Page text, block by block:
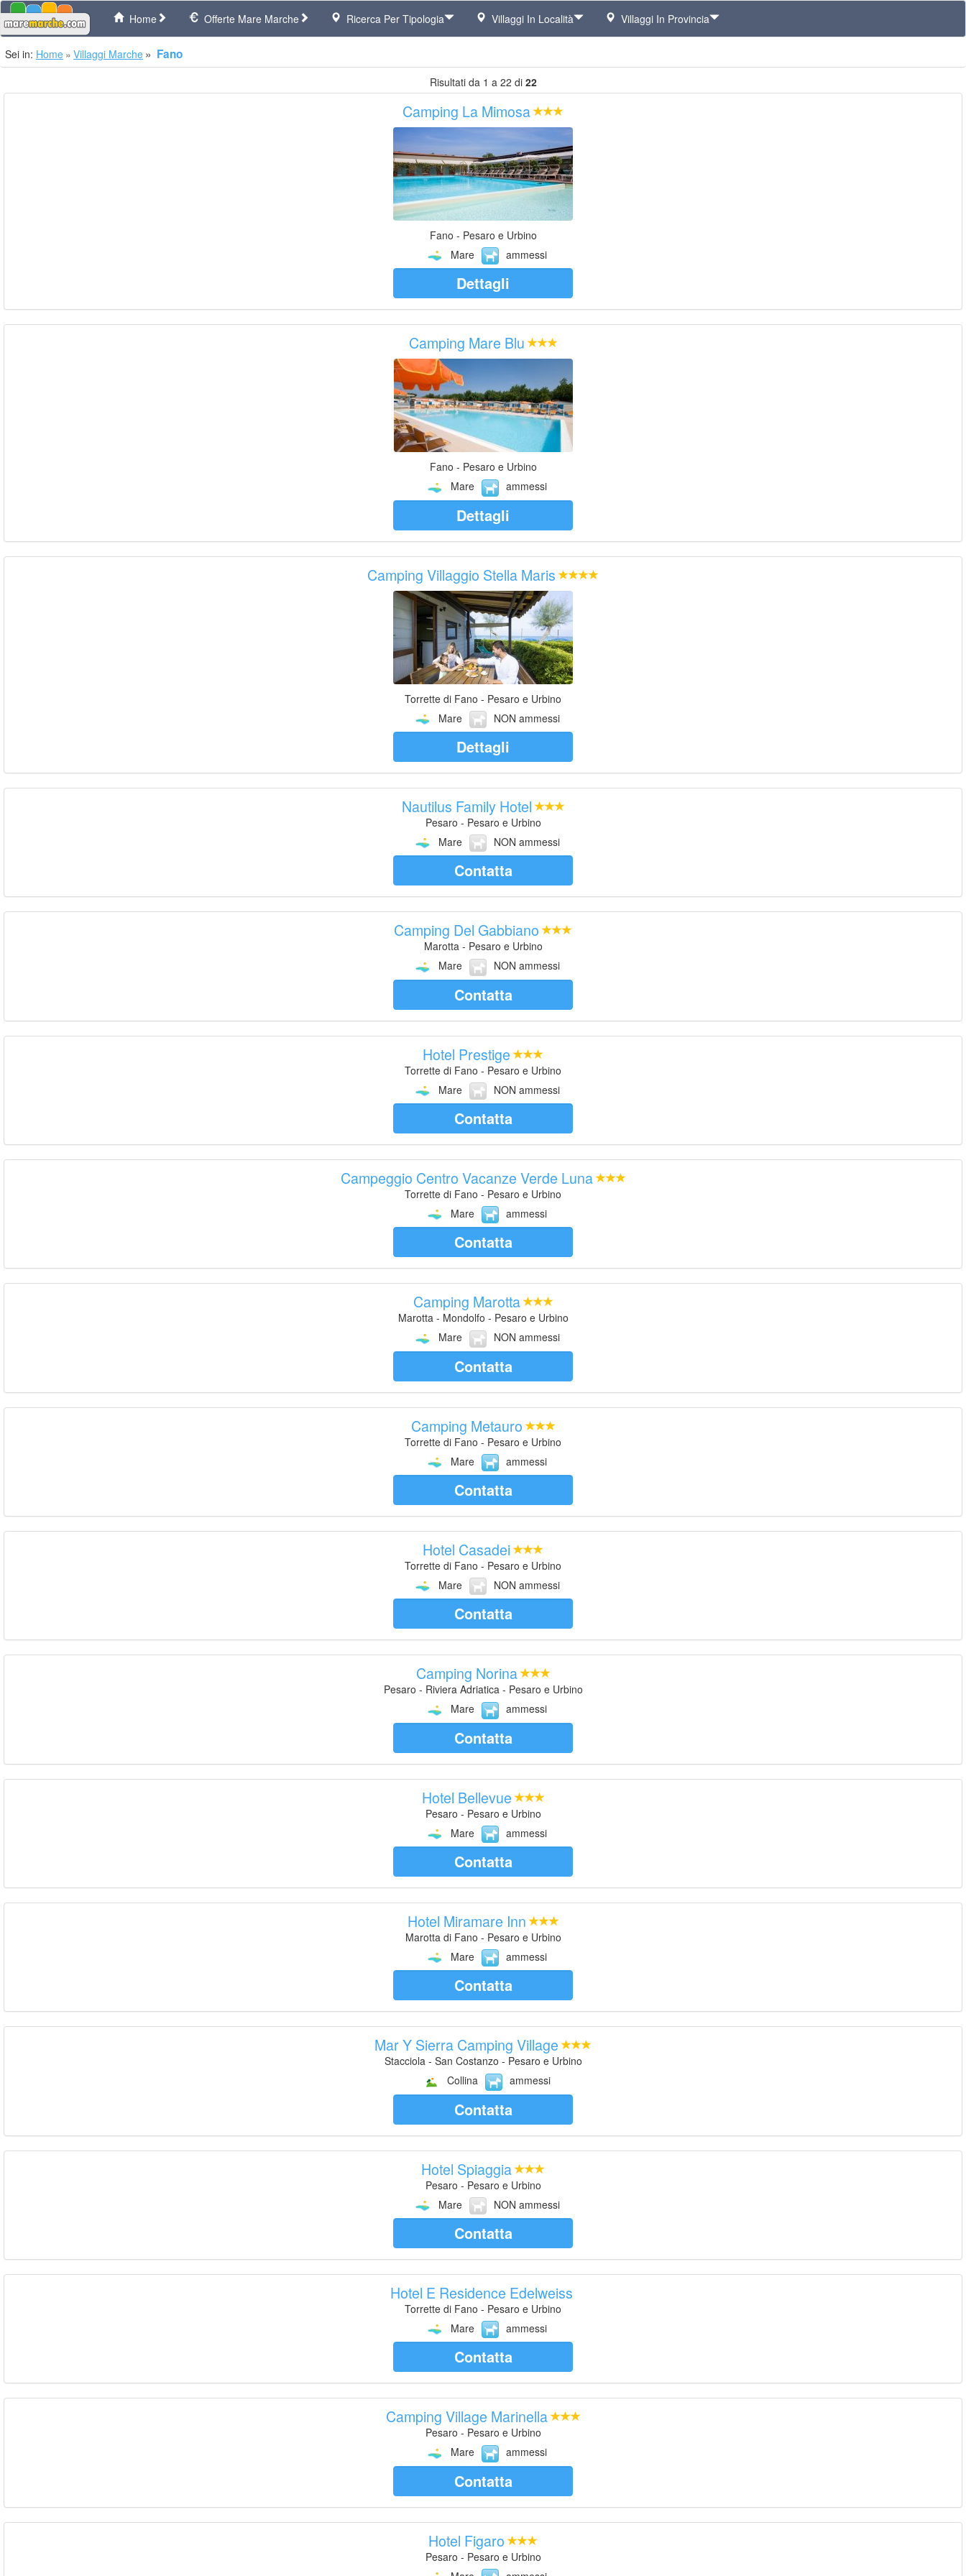
Home Offerte Mare Marche Ricerca Per Tipologia Villaggi In Località Villaggi In Provincia
Sei in: Home Villaggi Marche Fano
Risultati da 1 a 22 di 22
Camping La Mimosa
Fano - Pesaro e Urbino
Mare
ammessi
Dettagli
Camping Mare Blu
Fano - Pesaro e Urbino
Mare
ammessi
Dettagli
Camping Villaggio Stella Maris
Torrette di Fano - Pesaro e Urbino
Mare
NON ammessi
Dettagli
Nautilus Family Hotel
Pesaro - Pesaro e Urbino
Mare
NON ammessi
Contatta
Camping Del Gabbiano
Marotta - Pesaro e Urbino
Mare
NON ammessi
Contatta
Hotel Prestige
Torrette di Fano - Pesaro e Urbino
Mare
NON ammessi
Contatta
Campeggio Centro Vacanze Verde Luna
Torrette di Fano - Pesaro e Urbino
Mare
ammessi
Contatta
Camping Marotta
Marotta - Mondolfo - Pesaro e Urbino
Mare
NON ammessi
Contatta
Camping Metauro
Torrette di Fano - Pesaro e Urbino
Mare
ammessi
Contatta
Hotel Casadei
Torrette di Fano - Pesaro e Urbino
Mare
NON ammessi
Contatta
Camping Norina
Pesaro - Riviera Adriatica - Pesaro e Urbino
Mare
ammessi
Contatta
Hotel Bellevue
Pesaro - Pesaro e Urbino
Mare
ammessi
Contatta
Hotel Miramare Inn
Marotta di Fano - Pesaro e Urbino
Mare
ammessi
Contatta
Mar Y Sierra Camping Village
Stacciola - San Costanzo - Pesaro e Urbino
Collina
ammessi
Contatta
Hotel Spiaggia
Pesaro - Pesaro e Urbino
Mare
NON ammessi
Contatta
Hotel E Residence Edelweiss
Torrette di Fano - Pesaro e Urbino
Mare
ammessi
Contatta
Camping Village Marinella
Pesaro - Pesaro e Urbino
Mare
ammessi
Contatta
Hotel Figaro
Pesaro - Pesaro e Urbino